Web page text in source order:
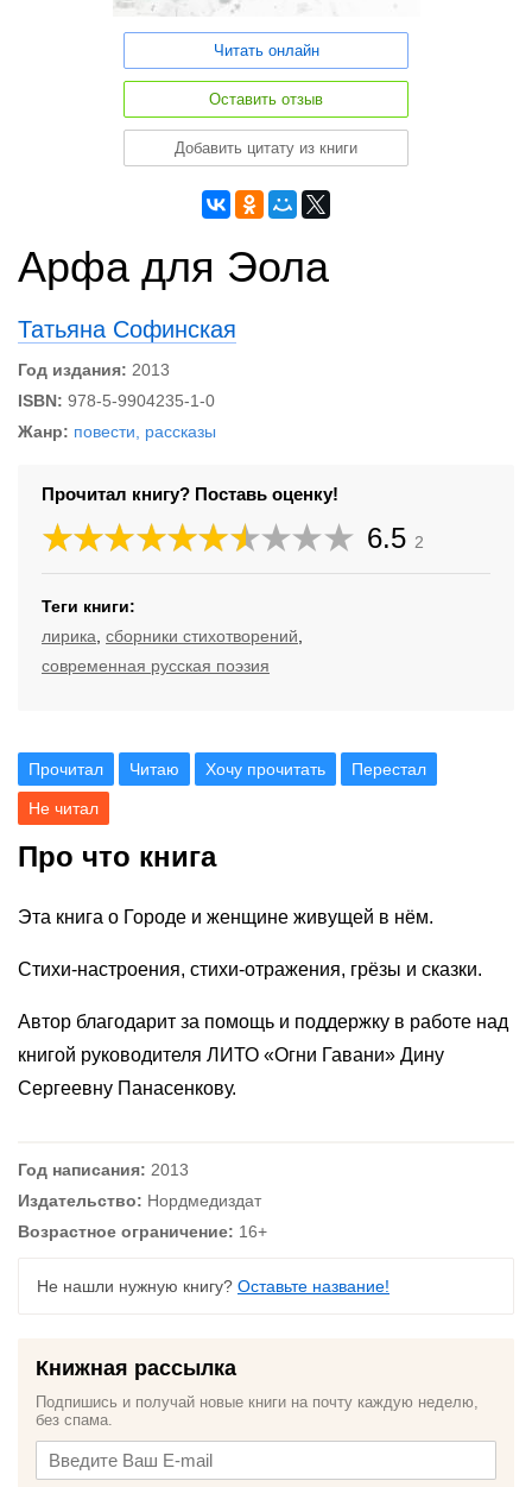
Читать онлайн
Оставить отзыв
Добавить цитату из книги
Арфа для Эола
Татьяна Софинская
Год издания: 2013
ISBN: 978-5-9904235-1-0
Жанр: повести, рассказы
Прочитал книгу? Поставь оценку!
6.5 2
Теги книги:
лирика сборники стихотворений
современная русская поэзия
Прочитал Читаю Хочу прочитать Перестал
Не читал
Про что книга
Эта книга о Городе и женщине живущей в нём.
Стихи-настроения, стихи-отражения, грёзы и сказки.
Автор благодарит за помощь и поддержку в работе над
книгой руководителя ЛИТО «Огни Гавани» Дину
Сергеевну Панасенкову.
Год написания: 2013
Издательство: Нордмедиздат
Возрастное ограничение: 16+
Не нашли нужную книгу? Оставьте название!
Книжная рассылка
Подпишись и получай новые книги на почту каждую неделю,
без спама.